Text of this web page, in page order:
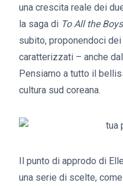
una crescita reale dei
la saga di To All the Boys
subito, proponendoci
caratterizzati – anche
Pensiamo a tutto il
cultura sud coreana.
Il punto di approdo di
una serie di scelte,